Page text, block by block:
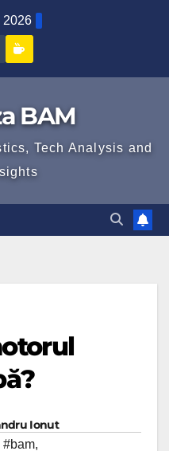
2026
Diagnoza
TumblrBAM
Tech Analysis and
Ionut
#bam,